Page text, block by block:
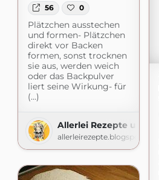
56 0
Plätzchen ausstechen
und formen- Plätzchen
direkt vor Backen
formen, sonst trocknen
sie aus, werden weich
oder das Backpulver
liert seine Wirkung- für
(...)
Allerlei Rezepte und